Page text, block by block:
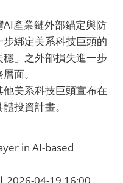
產業鏈外部錨定與防
綁定美系科技巨頭的
」之外部損失進一步
面。
美系科技巨頭宣布在
投資計畫。
in AI-based